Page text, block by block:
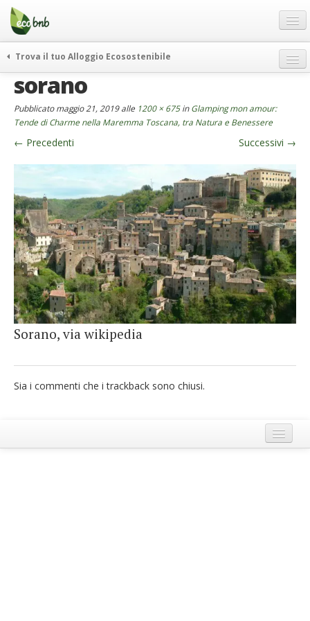
Menu
Salta
contenuto
Offerte Speciali
Regali
FAQ
Chi Siamo
Partner
Contatti
Italiano
German
English
Spanish
French
Trova il tuo Alloggio Ecosostenibile
curiosità
vivere e viaggiare verde
news ed eventi
rassegna stampa
sorano
Pubblicatomaggio 21, 2019alle 1200 × 675inGlamping mon amour:
Tende di Charme nella Maremma Toscana, tra Natura e Benessere
← Precedenti Successivi →
Sorano, via wikipedia
Sia i commenti che i trackback sono chiusi.